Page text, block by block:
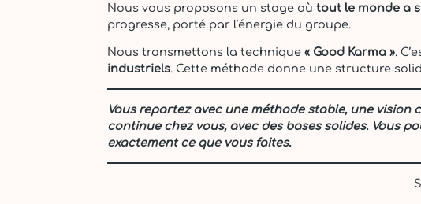
Nous vous proposons un stage où tout le monde a
progresse, porté par l’énergie du groupe.
Nous transmettons la technique « Good Karma ».
industriels. Cette méthode donne une structure
Vous repartez avec une méthode stable, une
continue chez vous, avec des bases solides. Vous
exactement ce que vous faites.